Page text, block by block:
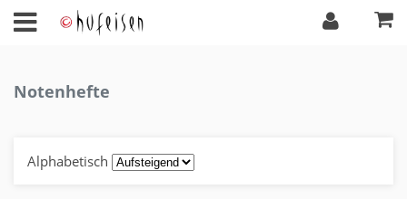
Notenhefte
Alphabetisch